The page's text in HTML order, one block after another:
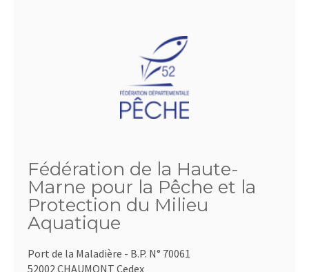
Fédération de la Haute-
Marne pour la Pêche et la
Protection du Milieu
Aquatique
Port de la Maladière - B.P. N° 70061
52002 CHAUMONT Cedex